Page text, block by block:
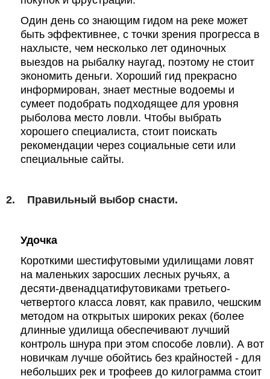
Один день со знающим гидом на реке может
быть эффективнее, с точки зрения прогресса в
нахлысте, чем несколько лет одиночных
выездов на рыбалку наугад, поэтому не стоит
экономить деньги. Хороший гид прекрасно
информирован, знает местные водоемы и
сумеет подобрать подходящее для уровня
рыболова место ловли. Чтобы выбрать
хорошего специалиста, стоит поискать
рекомендации через социальные сети или
специальные сайты.
2. Правильный выбор снасти.
Удочка
Короткими шестифутовыми удилищами ловят
на маленьких заросших лесных ручьях, а
десяти-двенадцатифутовиками третьего-
четвертого класса ловят, как правило, чешским
методом на открытых широких реках (более
длинные удилища обеспечивают лучший
контроль шнура при этом способе ловли). А вот
новичкам лучше обойтись без крайностей - для
небольших рек и трофеев до килограмма стоит